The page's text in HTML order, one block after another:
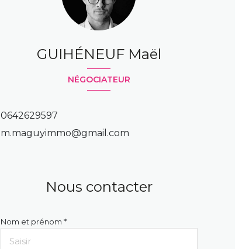
NÉGOCIATEUR
GUIHÉNEUF Maël
0642629597
m.maguyimmo@gmail.com
Nous contacter
Nom et prénom *